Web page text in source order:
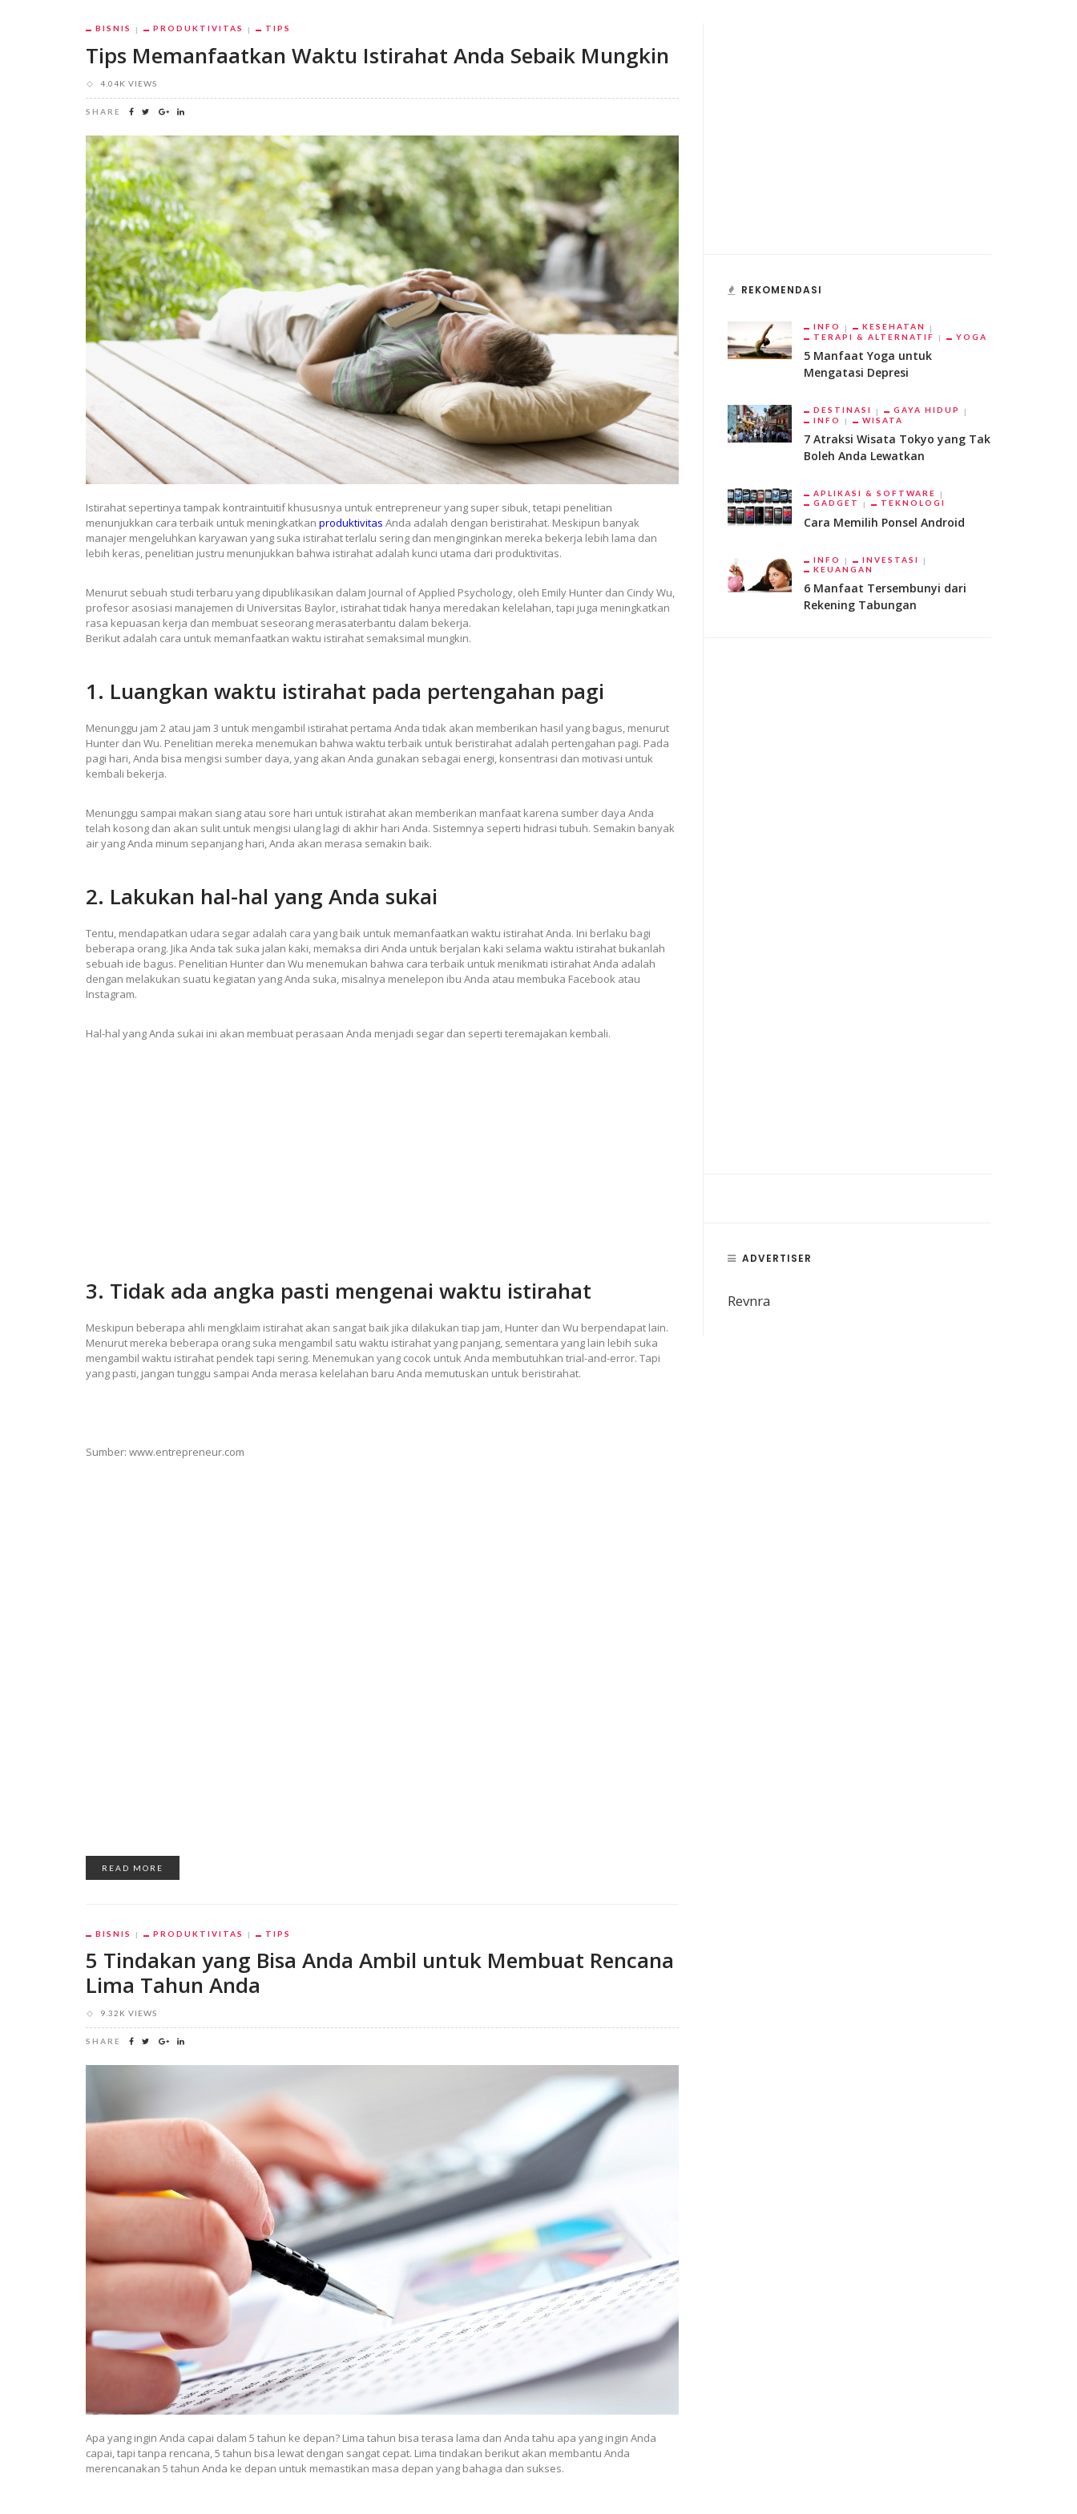
BISNIS PRODUKTIVITAS TIPS
Tips Memanfaatkan Waktu Istirahat Anda Sebaik Mungkin
4.04K VIEWS
SHARE
Istirahat sepertinya tampak kontraintuitif khususnya untuk entrepreneur yang super sibuk, tetapi penelitian
menunjukkan cara terbaik untuk meningkatkan produktivitas Anda adalah dengan beristirahat. Meskipun banyak
manajer mengeluhkan karyawan yang suka istirahat terlalu sering dan menginginkan mereka bekerja lebih lama dan
lebih keras, penelitian justru menunjukkan bahwa istirahat adalah kunci utama dari produktivitas.
Menurut sebuah studi terbaru yang dipublikasikan dalam Journal of Applied Psychology, oleh Emily Hunter dan Cindy Wu,
profesor asosiasi manajemen di Universitas Baylor, istirahat tidak hanya meredakan kelelahan, tapi juga meningkatkan
rasa kepuasan kerja dan membuat seseorang merasaterbantu dalam bekerja.
Berikut adalah cara untuk memanfaatkan waktu istirahat semaksimal mungkin.
1. Luangkan waktu istirahat pada pertengahan pagi
Menunggu jam 2 atau jam 3 untuk mengambil istirahat pertama Anda tidak akan memberikan hasil yang bagus, menurut
Hunter dan Wu. Penelitian mereka menemukan bahwa waktu terbaik untuk beristirahat adalah pertengahan pagi. Pada
pagi hari, Anda bisa mengisi sumber daya, yang akan Anda gunakan sebagai energi, konsentrasi dan motivasi untuk
kembali bekerja.
Menunggu sampai makan siang atau sore hari untuk istirahat akan memberikan manfaat karena sumber daya Anda
telah kosong dan akan sulit untuk mengisi ulang lagi di akhir hari Anda. Sistemnya seperti hidrasi tubuh. Semakin banyak
air yang Anda minum sepanjang hari, Anda akan merasa semakin baik.
2. Lakukan hal-hal yang Anda sukai
Tentu, mendapatkan udara segar adalah cara yang baik untuk memanfaatkan waktu istirahat Anda. Ini berlaku bagi
beberapa orang. Jika Anda tak suka jalan kaki, memaksa diri Anda untuk berjalan kaki selama waktu istirahat bukanlah
sebuah ide bagus. Penelitian Hunter dan Wu menemukan bahwa cara terbaik untuk menikmati istirahat Anda adalah
dengan melakukan suatu kegiatan yang Anda suka, misalnya menelepon ibu Anda atau membuka Facebook atau
Instagram.
Hal-hal yang Anda sukai ini akan membuat perasaan Anda menjadi segar dan seperti teremajakan kembali.
3. Tidak ada angka pasti mengenai waktu istirahat
Meskipun beberapa ahli mengklaim istirahat akan sangat baik jika dilakukan tiap jam, Hunter dan Wu berpendapat lain.
Menurut mereka beberapa orang suka mengambil satu waktu istirahat yang panjang, sementara yang lain lebih suka
mengambil waktu istirahat pendek tapi sering. Menemukan yang cocok untuk Anda membutuhkan trial-and-error. Tapi
yang pasti, jangan tunggu sampai Anda merasa kelelahan baru Anda memutuskan untuk beristirahat.
Sumber: www.entrepreneur.com
READ MORE
BISNIS PRODUKTIVITAS TIPS
5 Tindakan yang Bisa Anda Ambil untuk Membuat Rencana
Lima Tahun Anda
9.32K VIEWS
SHARE
Apa yang ingin Anda capai dalam 5 tahun ke depan? Lima tahun bisa terasa lama dan Anda tahu apa yang ingin Anda
capai, tapi tanpa rencana, 5 tahun bisa lewat dengan sangat cepat. Lima tindakan berikut akan membantu Anda
merencanakan 5 tahun Anda ke depan untuk memastikan masa depan yang bahagia dan sukses.
REKOMENDASI
INFO
KESEHATAN
TERAPI & ALTERNATIF
YOGA
5 Manfaat Yoga untuk
Mengatasi Depresi
DESTINASI
GAYA HIDUP
INFO
WISATA
7 Atraksi Wisata Tokyo yang Tak
Boleh Anda Lewatkan
APLIKASI & SOFTWARE
GADGET
TEKNOLOGI
Cara Memilih Ponsel Android
INFO
INVESTASI
KEUANGAN
6 Manfaat Tersembunyi dari
Rekening Tabungan
ADVERTISER
Revnra